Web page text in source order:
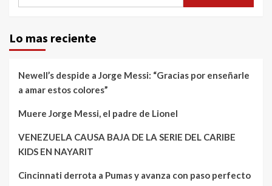
Lo mas reciente
Newell’s despide a Jorge Messi: “Gracias por enseñarle
a amar estos colores”
Muere Jorge Messi, el padre de Lionel
VENEZUELA CAUSA BAJA DE LA SERIE DEL CARIBE
KIDS EN NAYARIT
Cincinnati derrota a Pumas y avanza con paso perfecto